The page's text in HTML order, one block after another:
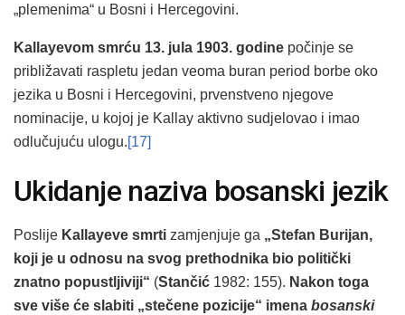
„plemenima“ u Bosni i Hercegovini.
Kallayevom smrću 13. jula 1903. godine počinje se
približavati raspletu jedan veoma buran period borbe oko
jezika u Bosni i Hercegovini, prvenstveno njegove
nominacije, u kojoj je Kallay aktivno sudjelovao i imao
odlučujuću ulogu.[17]
Ukidanje naziva bosanski jezik
Poslije Kallayeve smrti zamjenjuje ga „Stefan Burijan,
koji je u odnosu na svog prethodnika bio politički
znatno popustljiviji“ (Stančić 1982: 155). Nakon toga
sve više će slabiti „stečene pozicije“ imena bosanski